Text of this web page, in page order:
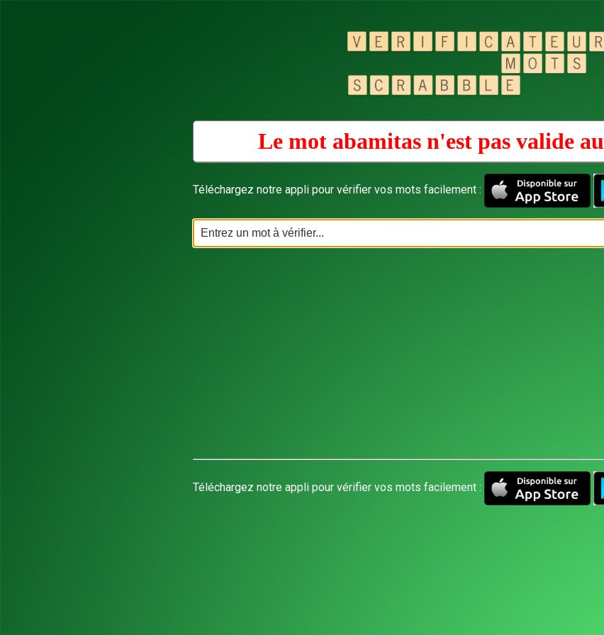
Le mot abamitas n'est pas valide au
Téléchargez notre appli pour vérifier vos mots facilement :
Téléchargez notre appli pour vérifier vos mots facilement :